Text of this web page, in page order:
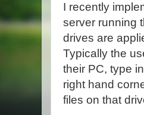
I recently
server running
drives are
Typically the
their PC, type
right hand
files on that